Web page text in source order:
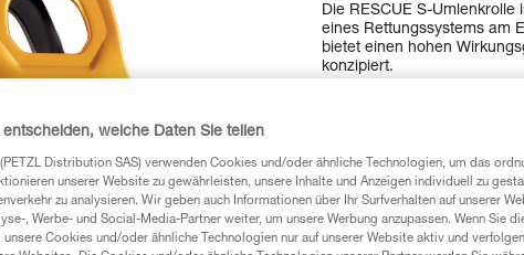
Die RESCUE S-
eines Rettungssystems am
bietet einen hohen
konzipiert.
entscheiden, welche Daten Sie teilen
Distribution SAS) verwenden Cookies und/oder ähnliche Technologien, um das
unserer Website zu gewährleisten, unsere Inhalte und Anzeigen individuell zu
zu analysieren. Wir geben auch Informationen über Ihr Surfverhalten auf unserer
, Werbe- und Social-Media-Partner weiter, um unsere Werbung anzupassen. Wenn Sie
unsere Cookies und/oder ähnliche Technologien nur auf unserer Website aktiv und